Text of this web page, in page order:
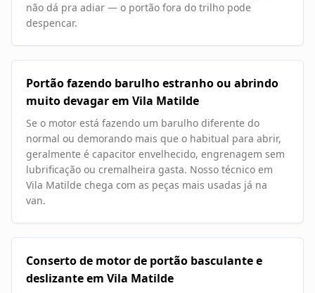
não dá pra adiar — o portão fora do trilho pode
despencar.
Portão fazendo barulho estranho ou abrindo
muito devagar em Vila Matilde
Se o motor está fazendo um barulho diferente do
normal ou demorando mais que o habitual para abrir,
geralmente é capacitor envelhecido, engrenagem sem
lubrificação ou cremalheira gasta. Nosso técnico em
Vila Matilde chega com as peças mais usadas já na
van.
Conserto de motor de portão basculante e
deslizante em Vila Matilde